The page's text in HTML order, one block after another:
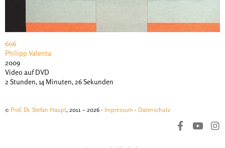
606
Philipp Valenta
2009
Video auf DVD
2 Stunden, 14 Minuten, 26 Sekunden
© Prof. Dr. Stefan Haupt, 2011 – 2026 · Impressum · Datenschutz